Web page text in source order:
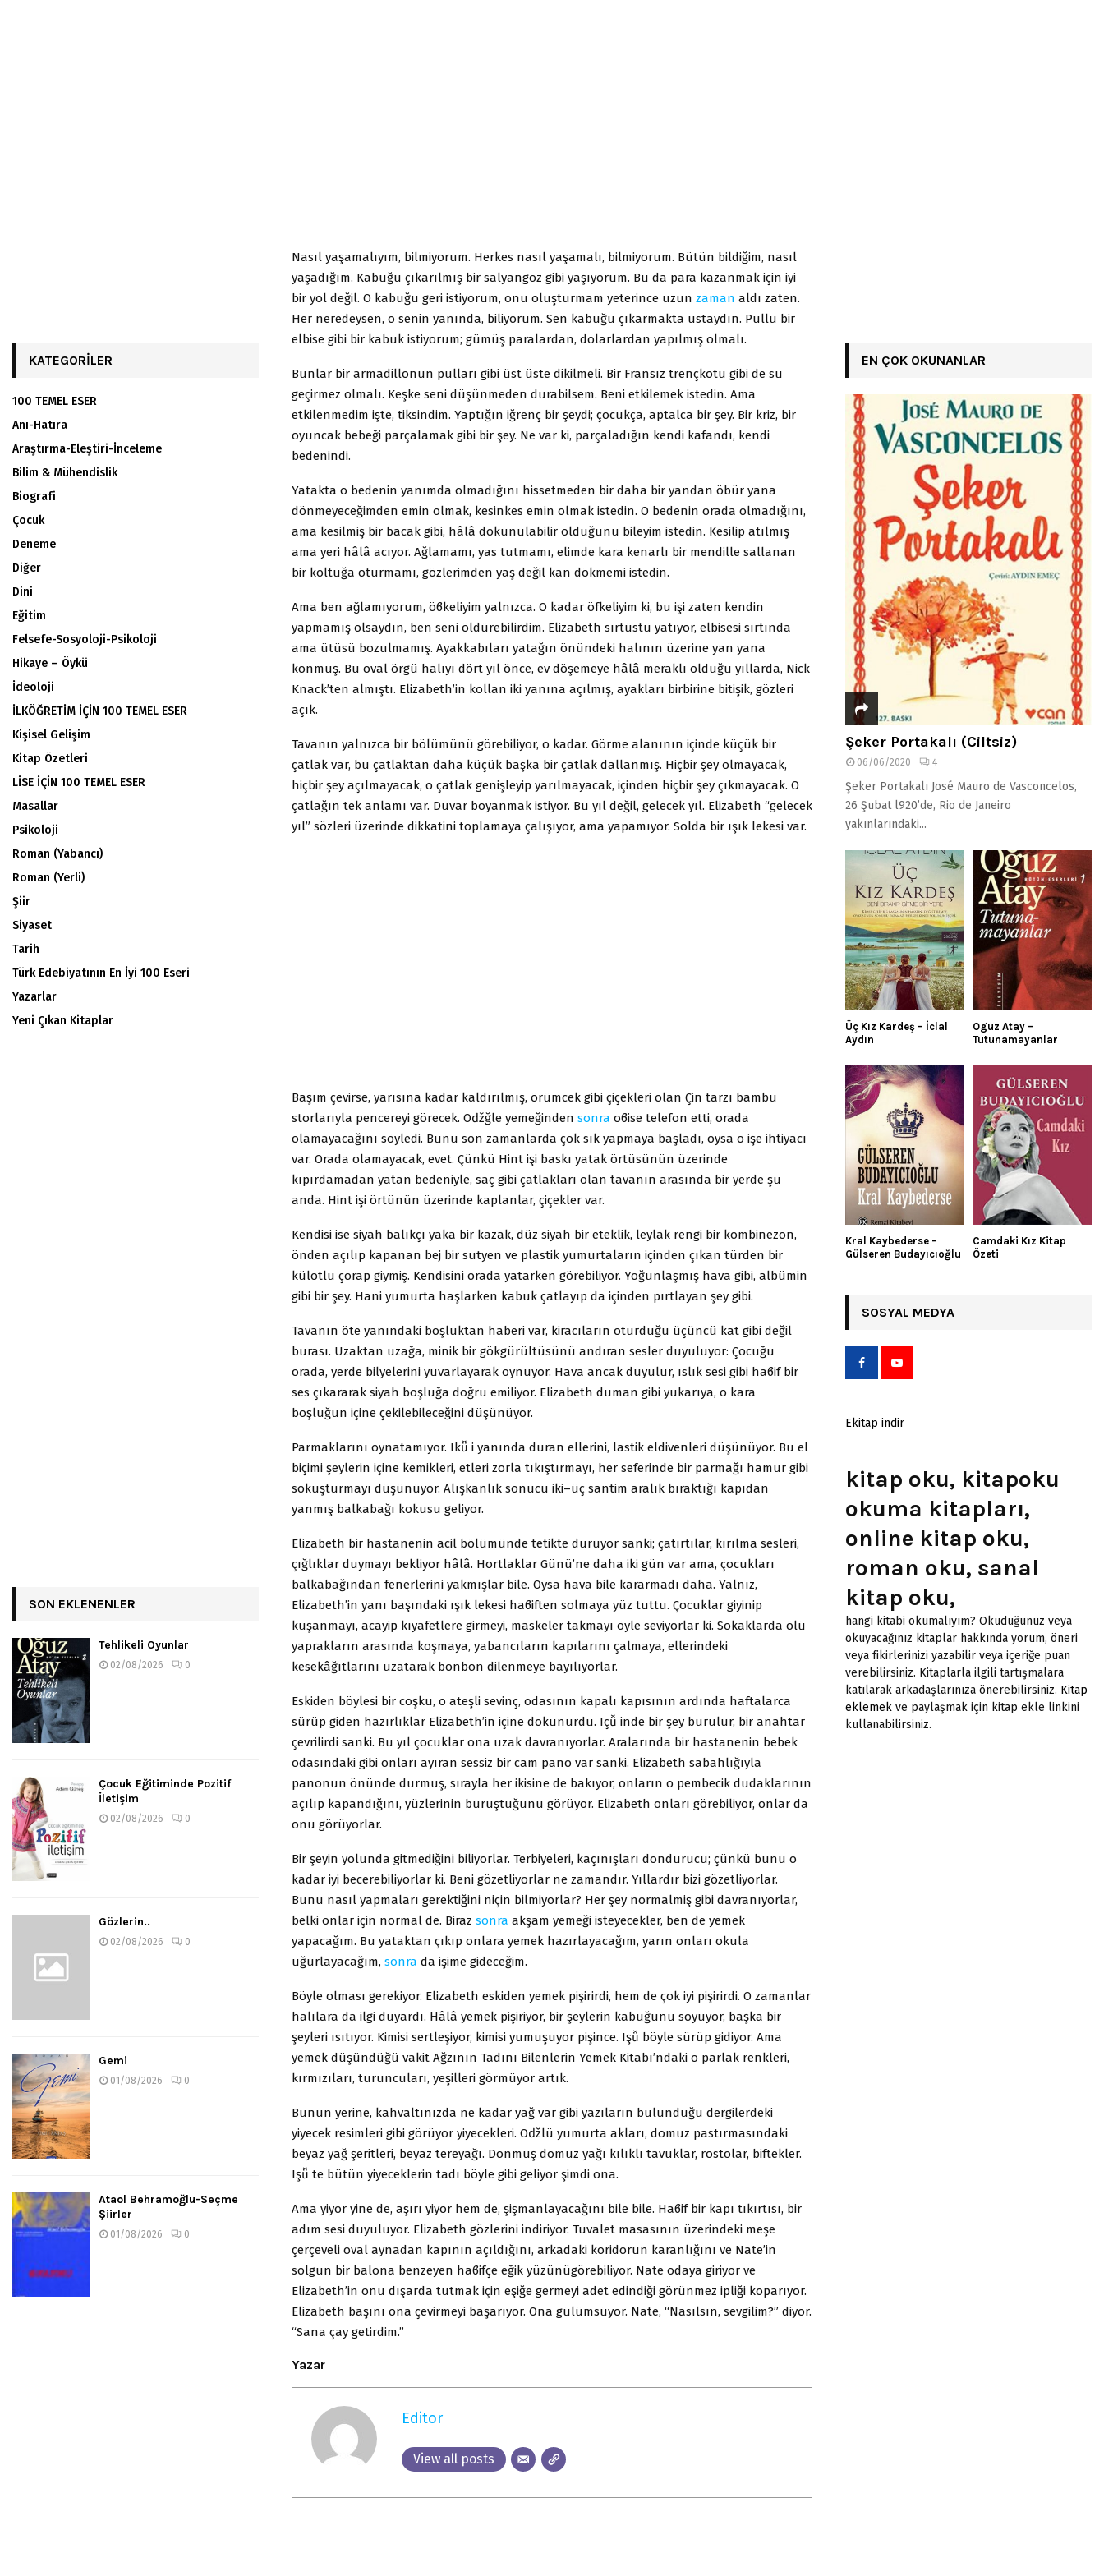
Nasıl yaşamalıyım, bilmiyorum. Herkes nasıl yaşamalı, bilmiyorum. Bütün bildiğim, nasıl
yaşadığım. Kabuğu çıkarılmış bir salyangoz gibi yaşıyorum. Bu da para kazanmak için iyi
bir yol değil. O kabuğu geri istiyorum, onu oluşturmam yeterince uzun zaman aldı zaten.
Her neredeysen, o senin yanında, biliyorum. Sen kabuğu çıkarmakta ustaydın. Pullu bir
elbise gibi bir kabuk istiyorum; gümüş paralardan, dolarlardan yapılmış olmalı.
Bunlar bir armadillonun pulları gibi üst üste dikilmeli. Bir Fransız trençkotu gibi de su
geçirmez olmalı. Keşke seni düşünmeden durabilsem. Beni etkilemek istedin. Ama
etkilenmedim işte, tiksindim. Yaptığın iğrenç bir şeydi; çocukça, aptalca bir şey. Bir kriz, bir
oyuncak bebeği parçalamak gibi bir şey. Ne var ki, parçaladığın kendi kafandı, kendi
bedenindi.
Yatakta o bedenin yanımda olmadığını hissetmeden bir daha bir yandan öbür yana
dönmeyeceğimden emin olmak, kesinkes emin olmak istedin. O bedenin orada olmadığını,
ama kesilmiş bir bacak gibi, hâlâ dokunulabilir olduğunu bileyim istedin. Kesilip atılmış
ama yeri hâlâ acıyor. Ağlamamı, yas tutmamı, elimde kara kenarlı bir mendille sallanan
bir koltuğa oturmamı, gözlerimden yaş değil kan dökmemi istedin.
Ama ben ağlamıyorum, öϐkeliyim yalnızca. O kadar öfkeliyim ki, bu işi zaten kendin
yapmamış olsaydın, ben seni öldürebilirdim. Elizabeth sırtüstü yatıyor, elbisesi sırtında
ama ütüsü bozulmamış. Ayakkabıları yatağın önündeki halının üzerine yan yana
konmuş. Bu oval örgü halıyı dört yıl önce, ev döşemeye hâlâ meraklı olduğu yıllarda, Nick
Knack’ten almıştı. Elizabeth’in kollan iki yanına açılmış, ayakları birbirine bitişik, gözleri
açık.
Tavanın yalnızca bir bölümünü görebiliyor, o kadar. Görme alanının içinde küçük bir
çatlak var, bu çatlaktan daha küçük başka bir çatlak dallanmış. Hiçbir şey olmayacak,
hiçbir şey açılmayacak, o çatlak genişleyip yarılmayacak, içinden hiçbir şey çıkmayacak. O
çatlağın tek anlamı var. Duvar boyanmak istiyor. Bu yıl değil, gelecek yıl. Elizabeth “gelecek
yıl” sözleri üzerinde dikkatini toplamaya çalışıyor, ama yapamıyor. Solda bir ışık lekesi var.
Başım çevirse, yarısına kadar kaldırılmış, örümcek gibi çiçekleri olan Çin tarzı bambu
storlarıyla pencereyi görecek. Oǆğle yemeğinden sonra oϐise telefon etti, orada
olamayacağını söyledi. Bunu son zamanlarda çok sık yapmaya başladı, oysa o işe ihtiyacı
var. Orada olamayacak, evet. Çünkü Hint işi baskı yatak örtüsünün üzerinde
kıpırdamadan yatan bedeniyle, saç gibi çatlakları olan tavanın arasında bir yerde şu
anda. Hint işi örtünün üzerinde kaplanlar, çiçekler var.
Kendisi ise siyah balıkçı yaka bir kazak, düz siyah bir eteklik, leylak rengi bir kombinezon,
önden açılıp kapanan bej bir sutyen ve plastik yumurtaların içinden çıkan türden bir
külotlu çorap giymiş. Kendisini orada yatarken görebiliyor. Yoğunlaşmış hava gibi, albümin
gibi bir şey. Hani yumurta haşlarken kabuk çatlayıp da içinden pırtlayan şey gibi.
Tavanın öte yanındaki boşluktan haberi var, kiracıların oturduğu üçüncü kat gibi değil
burası. Uzaktan uzağa, minik bir gökgürültüsünü andıran sesler duyuluyor: Çocuğu
orada, yerde bilyelerini yuvarlayarak oynuyor. Hava ancak duyulur, ıslık sesi gibi haϐif bir
ses çıkararak siyah boşluğa doğru emiliyor. Elizabeth duman gibi yukarıya, o kara
boşluğun içine çekilebileceğini düşünüyor.
Parmaklarını oynatamıyor. Ikǚ i yanında duran ellerini, lastik eldivenleri düşünüyor. Bu el
biçimi şeylerin içine kemikleri, etleri zorla tıkıştırmayı, her seferinde bir parmağı hamur gibi
sokuşturmayı düşünüyor. Alışkanlık sonucu iki–üç santim aralık bıraktığı kapıdan
yanmış balkabağı kokusu geliyor.
Elizabeth bir hastanenin acil bölümünde tetikte duruyor sanki; çatırtılar, kırılma sesleri,
çığlıklar duymayı bekliyor hâlâ. Hortlaklar Günü’ne daha iki gün var ama, çocukları
balkabağından fenerlerini yakmışlar bile. Oysa hava bile kararmadı daha. Yalnız,
Elizabeth’in yanı başındaki ışık lekesi haϐiften solmaya yüz tuttu. Çocuklar giyinip
kuşanmayı, acayip kıyafetlere girmeyi, maskeler takmayı öyle seviyorlar ki. Sokaklarda ölü
yaprakların arasında koşmaya, yabancıların kapılarını çalmaya, ellerindeki
kesekâğıtlarını uzatarak bonbon dilenmeye bayılıyorlar.
Eskiden böylesi bir coşku, o ateşli sevinç, odasının kapalı kapısının ardında haftalarca
sürüp giden hazırlıklar Elizabeth’in içine dokunurdu. Içǚ inde bir şey burulur, bir anahtar
çevrilirdi sanki. Bu yıl çocuklar ona uzak davranıyorlar. Aralarında bir hastanenin bebek
odasındaki gibi onları ayıran sessiz bir cam pano var sanki. Elizabeth sabahlığıyla
panonun önünde durmuş, sırayla her ikisine de bakıyor, onların o pembecik dudaklarının
açılıp kapandığını, yüzlerinin buruştuğunu görüyor. Elizabeth onları görebiliyor, onlar da
onu görüyorlar.
Bir şeyin yolunda gitmediğini biliyorlar. Terbiyeleri, kaçınışları dondurucu; çünkü bunu o
kadar iyi becerebiliyorlar ki. Beni gözetliyorlar ne zamandır. Yıllardır bizi gözetliyorlar.
Bunu nasıl yapmaları gerektiğini niçin bilmiyorlar? Her şey normalmiş gibi davranıyorlar,
belki onlar için normal de. Biraz sonra akşam yemeği isteyecekler, ben de yemek
yapacağım. Bu yataktan çıkıp onlara yemek hazırlayacağım, yarın onları okula
uğurlayacağım, sonra da işime gideceğim.
Böyle olması gerekiyor. Elizabeth eskiden yemek pişirirdi, hem de çok iyi pişirirdi. O zamanlar
halılara da ilgi duyardı. Hâlâ yemek pişiriyor, bir şeylerin kabuğunu soyuyor, başka bir
şeyleri ısıtıyor. Kimisi sertleşiyor, kimisi yumuşuyor pişince. Işǚ böyle sürüp gidiyor. Ama
yemek düşündüğü vakit Ağzının Tadını Bilenlerin Yemek Kitabı’ndaki o parlak renkleri,
kırmızıları, turuncuları, yeşilleri görmüyor artık.
Bunun yerine, kahvaltınızda ne kadar yağ var gibi yazıların bulunduğu dergilerdeki
yiyecek resimleri gibi görüyor yiyecekleri. Oǆlü yumurta akları, domuz pastırmasındaki
beyaz yağ şeritleri, beyaz tereyağı. Donmuş domuz yağı kılıklı tavuklar, rostolar, biftekler.
Işǚ te bütün yiyeceklerin tadı böyle gibi geliyor şimdi ona.
Ama yiyor yine de, aşırı yiyor hem de, şişmanlayacağını bile bile. Haϐif bir kapı tıkırtısı, bir
adım sesi duyuluyor. Elizabeth gözlerini indiriyor. Tuvalet masasının üzerindeki meşe
çerçeveli oval aynadan kapının açıldığını, arkadaki koridorun karanlığını ve Nate’in
solgun bir balona benzeyen haϐifçe eğik yüzünügörebiliyor. Nate odaya giriyor ve
Elizabeth’in onu dışarda tutmak için eşiğe germeyi adet edindiği görünmez ipliği koparıyor.
Elizabeth başını ona çevirmeyi başarıyor. Ona gülümsüyor. Nate, “Nasılsın, sevgilim?” diyor.
“Sana çay getirdim.”
Yazar
Editor
View all posts
KATEGORILER
100 TEMEL ESER
Anı-Hatıra
Araştırma-Eleştiri-İnceleme
Bilim & Mühendislik
Biografi
Çocuk
Deneme
Diğer
Dini
Eğitim
Felsefe-Sosyoloji-Psikoloji
Hikaye – Öykü
İdeoloji
İLKÖĞRETİM İÇİN 100 TEMEL ESER
Kişisel Gelişim
Kitap Özetleri
LİSE İÇİN 100 TEMEL ESER
Masallar
Psikoloji
Roman (Yabancı)
Roman (Yerli)
Şiir
Siyaset
Tarih
Türk Edebiyatının En İyi 100 Eseri
Yazarlar
Yeni Çıkan Kitaplar
SON EKLENENLER
Tehlikeli Oyunlar
02/08/2026 0
Çocuk Eğitiminde Pozitif
İletişim
02/08/2026 0
Gözlerin..
02/08/2026 0
Gemi
01/08/2026 0
Ataol Behramoğlu-Seçme
Şiirler
01/08/2026 0
EN ÇOK OKUNANLAR
Şeker Portakalı (Ciltsiz)
06/06/2020 4
Şeker Portakalı José Mauro de Vasconcelos,
26 Şubat l920’de, Rio de Janeiro
yakınlarındaki...
Üç Kız Kardeş – İclal
Aydın
Oguz Atay –
Tutunamayanlar
Kral Kaybederse –
Gülseren Budayıcıoğlu
Camdaki Kız Kitap
Özeti
SOSYAL MEDYA
Ekitap indir
kitap oku, kitapoku
okuma kitapları,
online kitap oku,
roman oku, sanal
kitap oku,
hangi kitabi okumalıyım? Okuduğunuz veya
okuyacağınız kitaplar hakkında yorum, öneri
veya fikirlerinizi yazabilir veya içeriğe puan
verebilirsiniz. Kitaplarla ilgili tartışmalara
katılarak arkadaşlarınıza önerebilirsiniz. Kitap
eklemek ve paylaşmak için kitap ekle linkini
kullanabilirsiniz.